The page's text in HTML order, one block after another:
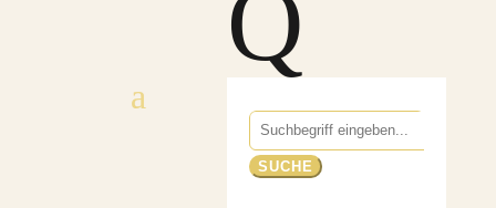
Suchen
nach: